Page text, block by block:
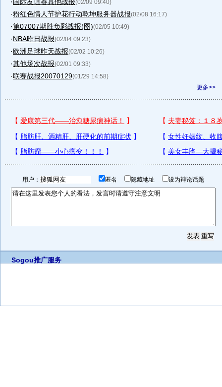
(02/09 09:40)
·粉红色情人节护花行动乾坤服务器战报(02/08 16:17)
·第07007期胜负彩战报(图)(02/05 10:49)
·NBA昨日战报(02/04 09:23)
·欧洲足球昨天战报(02/02 10:26)
·其他场次战报(02/01 09:33)
·联赛战报20070129(01/29 14:58)
更多>>
用户： 匿名 隐藏地址 设为辩论话题
Sogou推广服务